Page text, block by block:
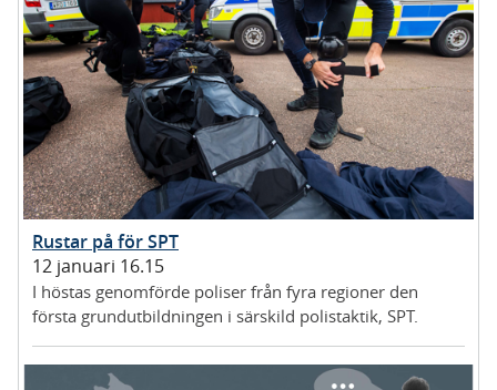
Rustar på för SPT
12 januari 16.15
I höstas genomförde poliser från fyra regioner den
första grundutbildningen i särskild polistaktik, SPT.